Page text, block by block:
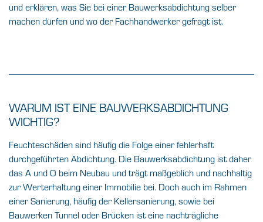
und erklären, was Sie bei einer Bauwerksabdichtung selber
machen dürfen und wo der Fachhandwerker gefragt ist.
WARUM IST EINE BAUWERKSABDICHTUNG
WICHTIG?
Feuchteschäden sind häufig die Folge einer fehlerhaft
durchgeführten Abdichtung. Die Bauwerksabdichtung ist daher
das A und O beim Neubau und trägt maßgeblich und nachhaltig
zur Werterhaltung einer Immobilie bei. Doch auch im Rahmen
einer Sanierung, häufig der Kellersanierung, sowie bei
Bauwerken Tunnel oder Brücken ist eine nachträgliche